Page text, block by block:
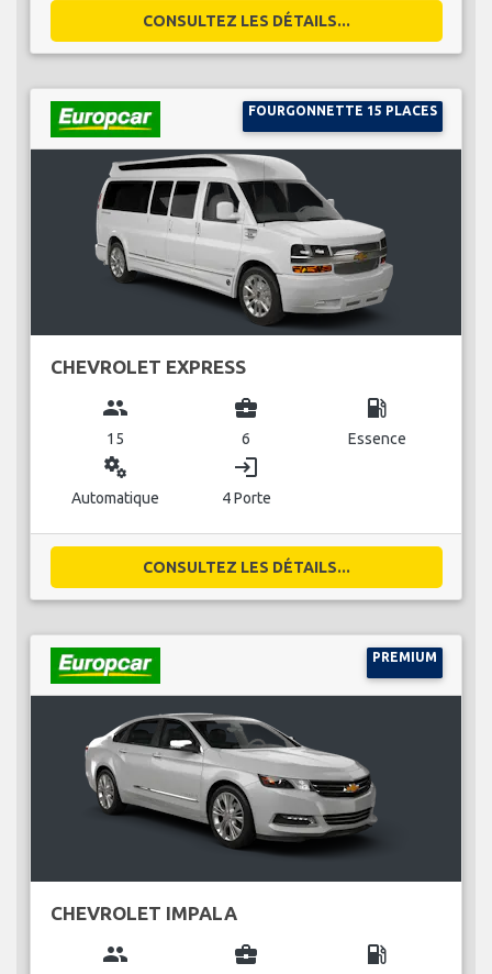
CONSULTEZ LES DÉTAILS...
FOURGONNETTE 15 PLACES
CHEVROLET EXPRESS
group
15
business_center
6
local_gas_station
Essence
miscellaneous_services
Automatique
login
4 Porte
CONSULTEZ LES DÉTAILS...
PREMIUM
CHEVROLET IMPALA
group business_center local_gas_station